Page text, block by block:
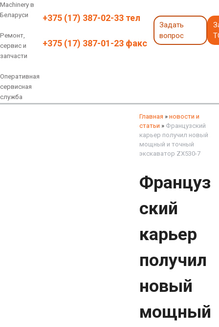
Machinery в
Беларуси
Ремонт,
сервис и
запчасти
Оперативная
сервисная
служба
+375 (17) 387-02-33 тел
+375 (17) 387-01-23 факс
Задать
вопрос
Главная » новости и
статьи » Французский
карьер получил новый
мощный и точный
экскаватор ZX530-7
Француз
ский
карьер
получил
новый
мощный